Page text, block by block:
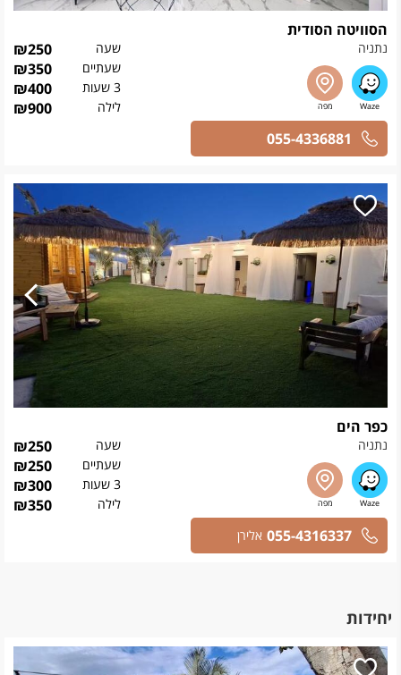
הסוויטה הסודית
נתניה שעה ₪250
שעתיים ₪350
3 שעות ₪400
לילה ₪900
055-4336881
כפר הים
נתניה שעה ₪250
שעתיים ₪250
3 שעות ₪300
לילה ₪350
055-4316337 אלירן
יחידות